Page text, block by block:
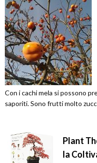
Con i cachi mela si possono
saporiti. Sono frutti molto
Plant
la